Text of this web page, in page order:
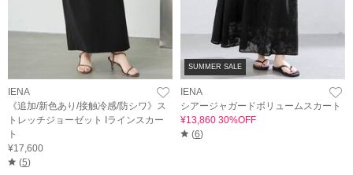
IENA
《追加/新色あり/接触冷感/防シワ》ス
トレッチジョーゼット Iラインスカー
ト
¥17,600
(5)
SUMMER SALE
IENA
シアージャガードボリュームスカート
¥13,860 30%OFF
(6)